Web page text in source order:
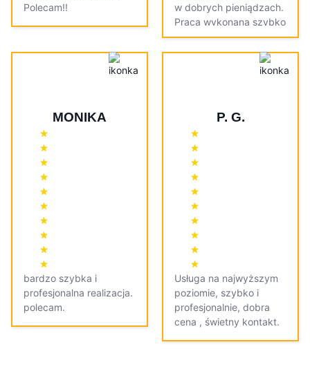
Polecam!!
w dobrych pieniądzach.
Praca wykonana szybko
i dokładnie.
MONIKA
bardzo szybka i
profesjonalna realizacja.
polecam.
P. G.
Usługa na najwyższym
poziomie, szybko i
profesjonalnie, dobra
cena , świetny kontakt.